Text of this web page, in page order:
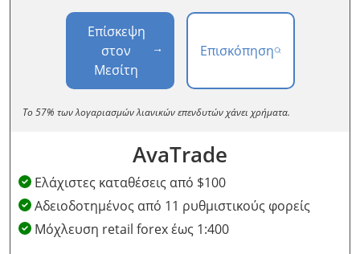
Επίσκεψη
στον
Μεσίτη
Επισκόπηση
Το 57% των λογαριασμών λιανικών επενδυτών χάνει χρήματα.
AvaTrade
Ελάχιστες καταθέσεις από $100
Αδειοδοτημένος από 11 ρυθμιστικούς φορείς
Μόχλευση retail forex έως 1:400